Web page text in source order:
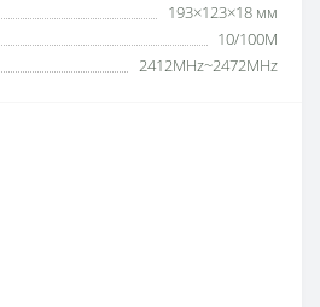
193×123×18 мм
10/100M
2412MHz~2472MHz